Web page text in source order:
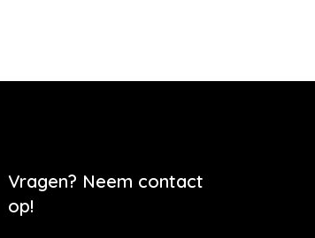
Vragen? Neem contact
op!